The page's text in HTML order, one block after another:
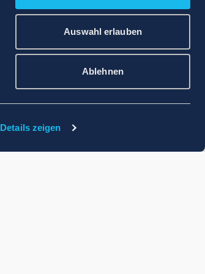
Details zeigen
Auswahl erlauben
Ablehnen